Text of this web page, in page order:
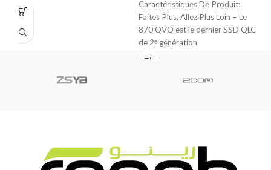
chaise de réalisateur est
Caractéristiques De Produit:
Faites Plus, Allez Plus Loin – Le
870 QVO est le dernier SSD QLC
de 2ᵉ génération